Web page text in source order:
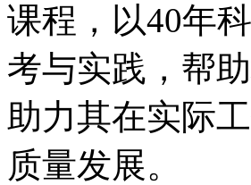
课程，以40
考与实践，
助力其在实际工
质量发展。